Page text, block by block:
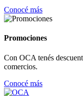
Conocé más
Promociones
Con OCA tenés
comercios.
Conocé más